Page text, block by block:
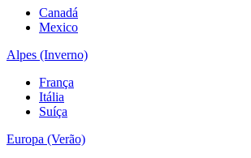
Canadá
Mexico
Alpes (Inverno)
França
Itália
Suíça
Europa (Verão)